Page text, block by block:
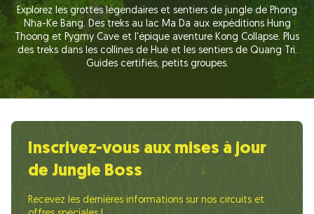
Explorez les grottes légendaires et sentiers de jungle de Phong
Nha-Ke Bang. Des treks au lac Ma Da aux expéditions Hung
Thoong et Pygmy Cave et l'épique aventure Kong Collapse. Plus
des treks dans les collines de Hué et les sentiers de Quang Tri.
Guides certifiés, petits groupes.
Inscrivez-vous aux mises à jour
de Jungle Boss
Recevez les dernières informations sur nos circuits et